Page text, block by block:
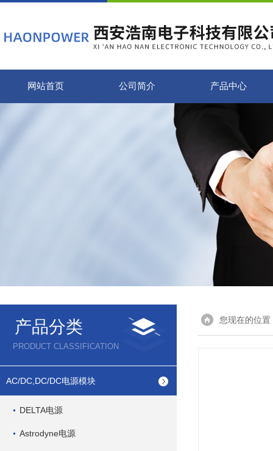
网站首页 公司简介 产品中心
产品分类
PRODUCT CLASSIFICATION
AC/DC,DC/DC电源模块
DELTA电源
Astrodyne电源
您现在的位置